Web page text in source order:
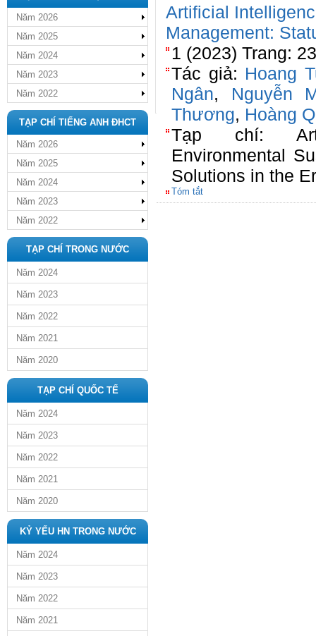
Năm 2026
Năm 2025
Năm 2024
Năm 2023
Năm 2022
TẠP CHÍ TIẾNG ANH ĐHCT
Năm 2026
Năm 2025
Năm 2024
Năm 2023
Năm 2022
TẠP CHÍ TRONG NƯỚC
Năm 2024
Năm 2023
Năm 2022
Năm 2021
Năm 2020
TẠP CHÍ QUỐC TẾ
Năm 2024
Năm 2023
Năm 2022
Năm 2021
Năm 2020
KỶ YẾU HN TRONG NƯỚC
Năm 2024
Năm 2023
Năm 2022
Năm 2021
Artificial
Management:
1 (2023) Trang:
Tác giả: Hoang
Ngân, Nguyễn
Thương, Hoàng
Tạp chí:
Environmental
Solutions in the
Tóm tắt